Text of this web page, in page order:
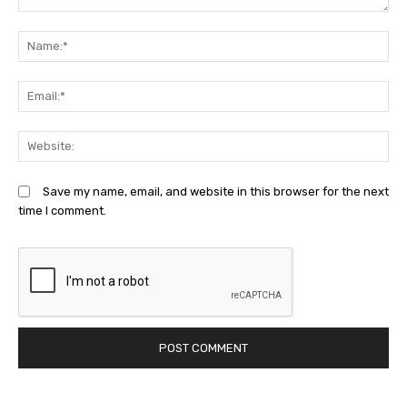
Save my name, email, and website in this browser for the next
time I comment.